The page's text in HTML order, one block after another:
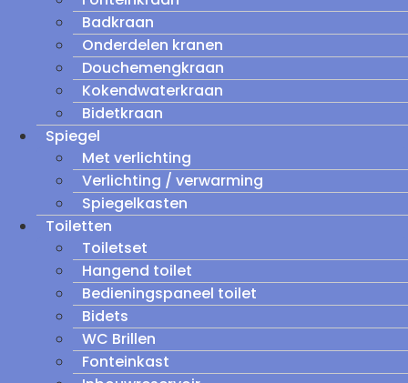
Badkraan
Onderdelen kranen
Douchemengkraan
Kokendwaterkraan
Bidetkraan
Spiegel
Met verlichting
Verlichting / verwarming
Spiegelkasten
Toiletten
Toiletset
Hangend toilet
Bedieningspaneel toilet
Bidets
WC Brillen
Fonteinkast